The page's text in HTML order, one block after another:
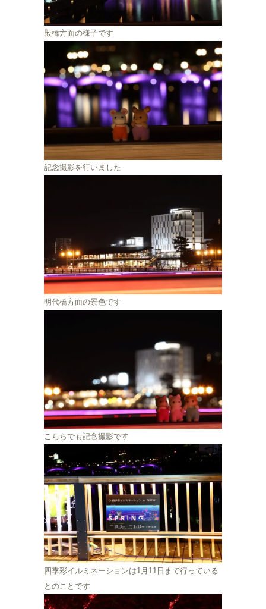
殿橋方面の様子です
記念撮影を行いました
明代橋方面の景色です
こちらでも記念撮影です
四季彩イルミネーションは1月11日まで行っている
とのことです